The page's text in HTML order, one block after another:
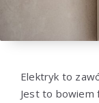
Elektryk to
Jest to bowiem